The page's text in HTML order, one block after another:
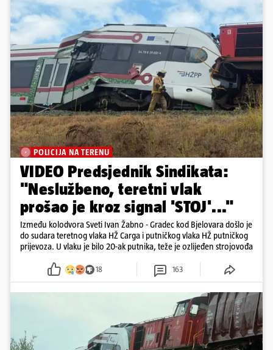
POLICIJA NA TERENU
VIDEO Predsjednik Sindikata:
"Neslužbeno, teretni vlak
prošao je kroz signal 'STOJ'..."
Između kolodvora Sveti Ivan Žabno - Gradec kod Bjelovara došlo je
do sudara teretnog vlaka HŽ Carga i putničkog vlaka HŽ putničkog
prijevoza. U vlaku je bilo 20-ak putnika, teže je ozlijeđen strojovođa
18 163